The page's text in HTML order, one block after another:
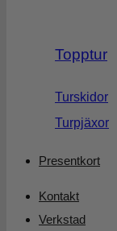
Topptur
Turskidor
Turpjäxor
Presentkort
Kontakt
Verkstad